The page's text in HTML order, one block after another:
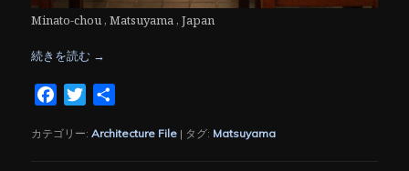
Minato-chou , Matsuyama , Japan
続きを読む →
FacebookTwitter
カテゴリー: Architecture File | タグ: Matsuyama